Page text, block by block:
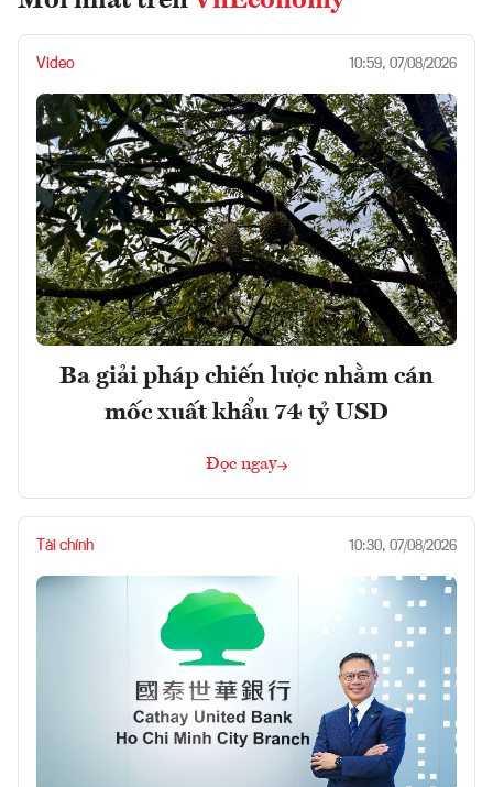
Video 10:59, 07/08/2026
Ba giải pháp chiến lược nhằm cán
mốc xuất khẩu 74 tỷ USD
Đọc ngay
Tài chính 10:30, 07/08/2026